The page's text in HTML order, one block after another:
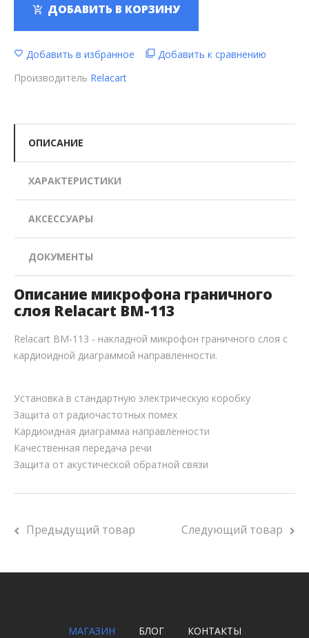
ДОБАВИТЬ В КОРЗИНУ
Добавить в избранное
Добавить к сравнению
Производитель Relacart
ОПИСАНИЕ
ХАРАКТЕРИСТИКИ
АКСЕССУАРЫ
ДОКУМЕНТЫ
Описание микрофона граничного
слоя Relacart BM-113
Relacart BM-113 - накладной микрофон граничного слоя с
кардиоидной диаграммой направленности.
Установка в стандартную электрическую коробку
Защита от радиочастотных помех
Кардиоидная диаграмма направленности
Качественная передача речи
Защита от акустической обратной связи
Предыдущий товар Следующий товар
МАГАЗИН БЛОГ КОНТАКТЫ